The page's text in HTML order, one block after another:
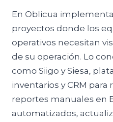
En Oblicua
proyectos donde los
operativos necesitan
de su operación. Lo
como Siigo y Siesa,
inventarios y CRM para
reportes manuales en
automatizados,